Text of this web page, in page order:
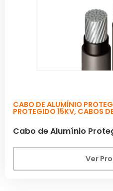
CABO DE ALUMÍNIO
PROTEGIDO 15KV, CABOS
Cabo de Alumínio
Ver